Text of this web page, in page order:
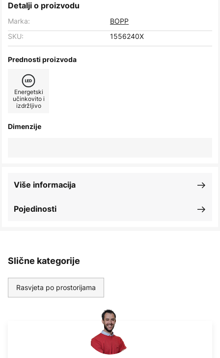
Detalji o proizvodu
Marka:
BOPP
SKU:
1556240X
Prednosti proizvoda
Energetski
učinkovito i
izdržljivo
Dimenzije
Pojedinosti
Više informacija
Slične kategorije
Rasvjeta po prostorijama